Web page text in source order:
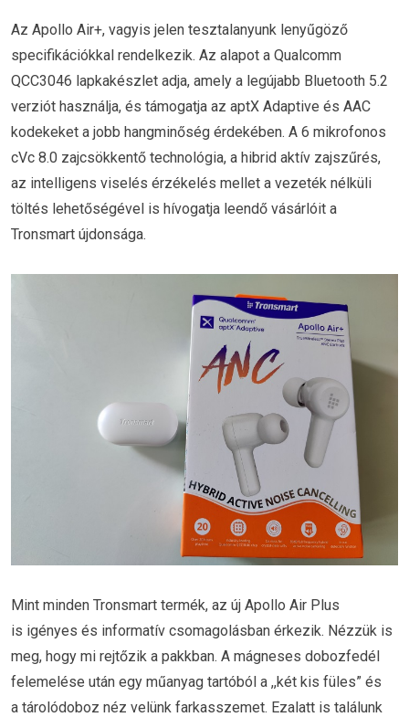
Az Apollo Air+, vagyis jelen tesztalanyunk lenyűgöző
specifikációkkal rendelkezik. Az alapot a Qualcomm
QCC3046 lapkakészlet adja, amely a legújabb Bluetooth 5.2
verziót használja, és támogatja az aptX Adaptive és AAC
kodekeket a jobb hangminőség érdekében. A 6 mikrofonos
cVc 8.0 zajcsökkentő technológia, a hibrid aktív zajszűrés,
az intelligens viselés érzékelés mellet a vezeték nélküli
töltés lehetőségével is hívogatja leendő vásárlóit a
Tronsmart újdonsága.
Mint minden Tronsmart termék, az új Apollo Air Plus
is igényes és informatív csomagolásban érkezik. Nézzük is
meg, hogy mi rejtőzik a pakkban. A mágneses dobozfedél
felemelése után egy műanyag tartóból a ,,két kis füles” és
a tárolódoboz néz velünk farkasszemet. Ezalatt is találunk